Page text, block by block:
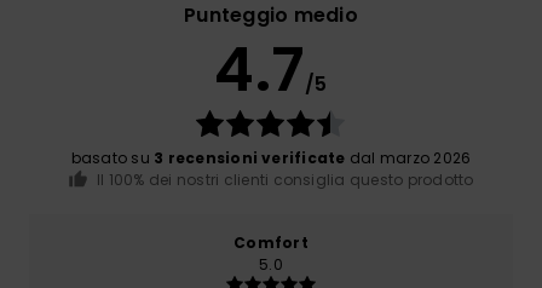
Punteggio medio
4.7/5
basato su 3 recensioni verificate dal marzo 2026
Il 100% dei nostri clienti consiglia questo prodotto
Comfort
5.0